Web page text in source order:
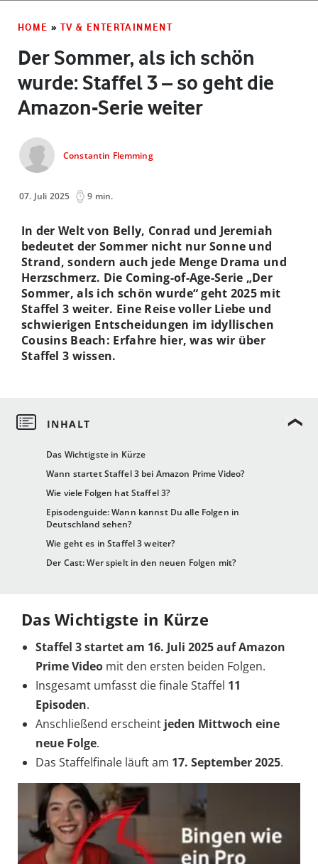
HOME » TV & ENTERTAINMENT
Der Sommer, als ich schön
wurde: Staffel 3 – so geht die
Amazon-Serie weiter
Constantin Flemming
07. Juli 2025 9 min.
Das Wichtigste in Kürze
Wann startet Staffel 3 bei Amazon Prime Video?
Wie viele Folgen hat Staffel 3?
Episodenguide: Wann kannst Du alle Folgen in
Deutschland sehen?
Wie geht es in Staffel 3 weiter?
Der Cast: Wer spielt in den neuen Folgen mit?
In der Welt von Belly, Conrad und Jeremiah
bedeutet der Sommer nicht nur Sonne und
Strand, sondern auch jede Menge Drama und
Herzschmerz. Die Coming-of-Age-Serie „Der
Sommer, als ich schön wurde“ geht 2025 mit
Staffel 3 weiter. Eine Reise voller Liebe und
schwierigen Entscheidungen im idyllischen
Cousins Beach: Erfahre hier, was wir über
Staffel 3 wissen.
Das Wichtigste in Kürze
Staffel 3 startet am 16. Juli 2025 auf Amazon
Prime Video mit den ersten beiden Folgen.
Insgesamt umfasst die finale Staffel 11
Episoden.
Anschließend erscheint jeden Mittwoch eine
neue Folge.
Das Staffelfinale läuft am 17. September 2025.